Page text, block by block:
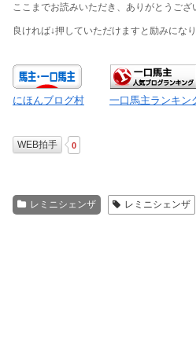
ここまでお読みいただき、ありがとうござ
良ければ↓押していただけますと励みにな
にほんブログ村 一口馬主ランキン
WEB拍手 0
レミニシェンザ レミニシェンザ